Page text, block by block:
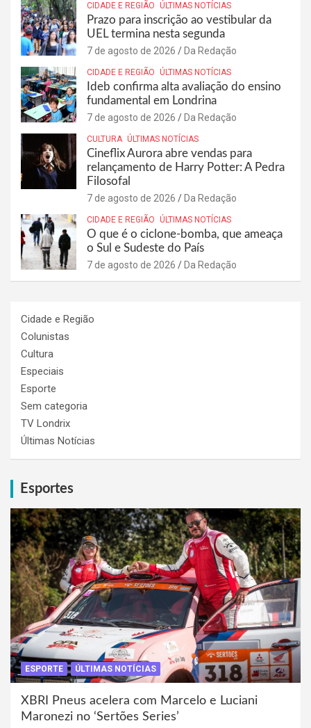
CIDADE E REGIÃO ÚLTIMAS NOTÍCIAS
Prazo para inscrição ao vestibular da
UEL termina nesta segunda
7 de agosto de 2026 Da Redação
CIDADE E REGIÃO ÚLTIMAS NOTÍCIAS
Ideb confirma alta avaliação do ensino
fundamental em Londrina
7 de agosto de 2026 Da Redação
CULTURA ÚLTIMAS NOTÍCIAS
Cineflix Aurora abre vendas para
relançamento de Harry Potter: A Pedra
Filosofal
7 de agosto de 2026 Da Redação
CIDADE E REGIÃO ÚLTIMAS NOTÍCIAS
O que é o ciclone-bomba, que ameaça
o Sul e Sudeste do País
7 de agosto de 2026 Da Redação
Cidade e Região
Colunistas
Cultura
Especiais
Esporte
Sem categoria
TV Londrix
Últimas Notícias
Esportes
ESPORTE ÚLTIMAS NOTÍCIAS
XBRI Pneus acelera com Marcelo e Luciani
Maronezi no ‘Sertões Series’